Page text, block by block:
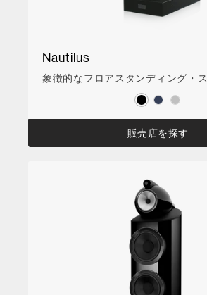
Nautilus
象徴的なフロアスタンディング・
販売店を探す